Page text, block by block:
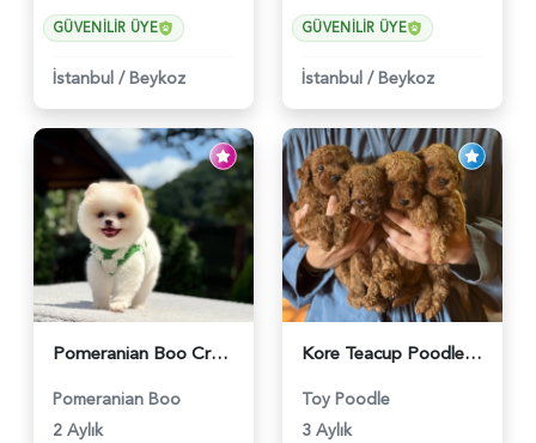
GÜVENILIR ÜYE
İstanbul / Beykoz
GÜVENILIR ÜYE
İstanbul / Beykoz
Pomeranian Boo Cream Beyaz Yavrumuz - 6251
Pomeranian Boo
2 Aylık
Kore Teacup Poodle Bebekler - 6428
Toy Poodle
3 Aylık